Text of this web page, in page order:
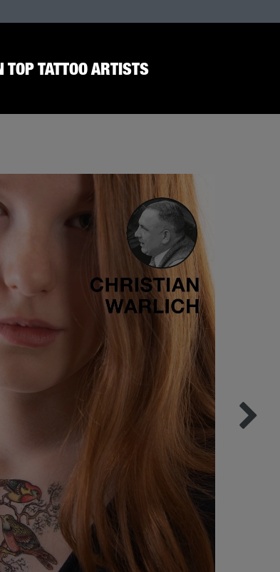
TATTOO ARTISTS